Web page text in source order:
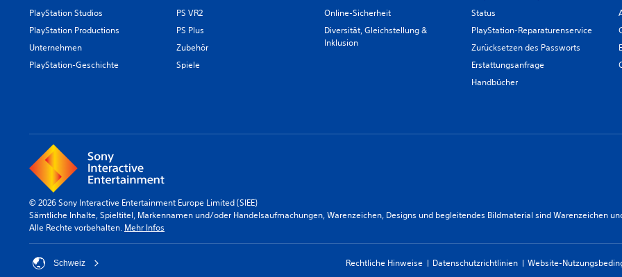
PlayStation Studios
PlayStation Productions
Unternehmen
PlayStation-Geschichte
PS VR2
PS Plus
Zubehör
Spiele
Online-Sicherheit
Diversität, Gleichstellung &
Inklusion
Status
PlayStation-Reparaturenservice
Zurücksetzen des Passworts
Erstattungsanfrage
Handbücher
© 2026 Sony Interactive Entertainment Europe Limited (SIEE)
Sämtliche Inhalte, Spieltitel, Markennamen und/oder Handelsaufmachungen, Warenzeichen, Designs und begleitendes Bildmaterial sind Warenzeichen
Alle Rechte vorbehalten. Mehr Infos
Schweiz Rechtliche Hinweise Datenschutzrichtlinien Website-